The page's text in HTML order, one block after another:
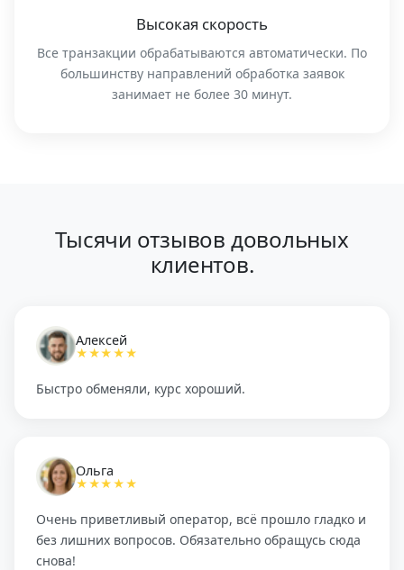
Высокая скорость
Все транзакции обрабатываются автоматически. По
большинству направлений обработка заявок
занимает не более 30 минут.
Тысячи отзывов довольных
клиентов.
Алексей
★★★★★
Быстро обменяли, курс хороший.
Ольга
★★★★★
Очень приветливый оператор, всё прошло гладко и
без лишних вопросов. Обязательно обращусь сюда
снова!